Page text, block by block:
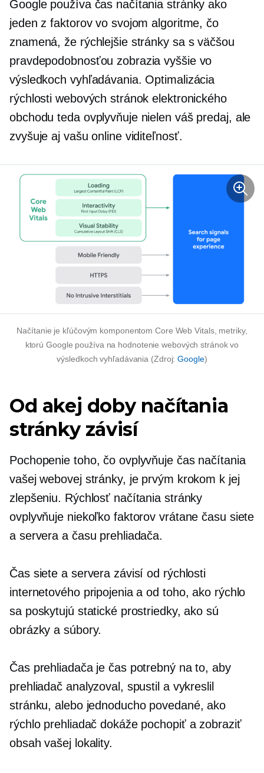
Google používa čas načítania stránky ako
jeden z faktorov vo svojom algoritme, čo
znamená, že rýchlejšie stránky sa s väčšou
pravdepodobnosťou zobrazia vyššie vo
výsledkoch vyhľadávania. Optimalizácia
rýchlosti webových stránok elektronického
obchodu teda ovplyvňuje nielen váš predaj, ale
zvyšuje aj vašu online viditeľnosť.
Načítanie je kľúčovým komponentom Core Web Vitals, metriky,
ktorú Google používa na hodnotenie webových stránok vo
výsledkoch vyhľadávania (Zdroj:Google)
Od akej doby načítania
stránky závisí
Pochopenie toho, čo ovplyvňuje čas načítania
vašej webovej stránky, je prvým krokom k jej
zlepšeniu. Rýchlosť načítania stránky
ovplyvňuje niekoľko faktorov vrátane času siete
a servera a času prehliadača.
Čas siete a servera závisí od rýchlosti
internetového pripojenia a od toho, ako rýchlo
sa poskytujú statické prostriedky, ako sú
obrázky a súbory.
Čas prehliadača je čas potrebný na to, aby
prehliadač analyzoval, spustil a vykreslil
stránku, alebo jednoducho povedané, ako
rýchlo prehliadač dokáže pochopiť a zobraziť
obsah vašej lokality.